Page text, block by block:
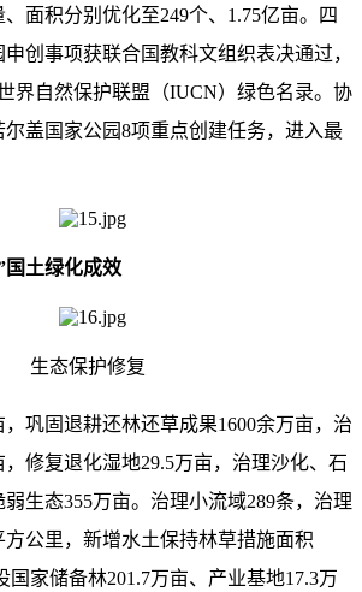
面积分别优化至249个、1.75亿亩。四
创事项获联合国教科文组织表决通过，
界自然保护联盟（IUCN）绿色名录。协
尔盖国家公园8项重点创建任务，进入最
国土绿化成效
生态保护修复
，巩固退耕还林还草成果1600余万亩，治
修复退化湿地29.5万亩，治理沙化、石
生态355万亩。治理小流域289条，治理
方公里，新增水土保持林草措施面积
国家储备林201.7万亩、产业基地17.3万